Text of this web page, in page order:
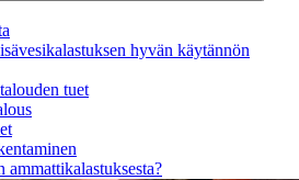
hyvän käytännön
tuet
ammattikalastuksesta?